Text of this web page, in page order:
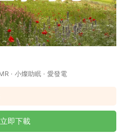
· 小燦助眠 · 愛發電
立即下載